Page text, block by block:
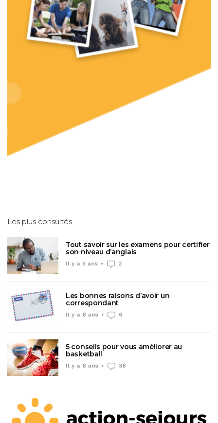
Les plus consultés
Tout savoir sur les examens pour certifier
son niveau d’anglais
Il y a 5 ans 2
Les bonnes raisons d’avoir un
correspondant
Il y a 8 ans 6
5 conseils pour vous améliorer au
basketball
Il y a 8 ans 38